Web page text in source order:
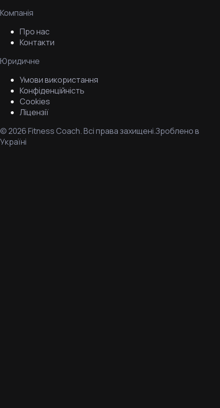
Компанія
Про нас
Контакти
Юридичне
Умови використання
Конфіденційність
Cookies
Ліцензії
©2026Fitness Coach.Всі права захищені.Зроблено в
Україні